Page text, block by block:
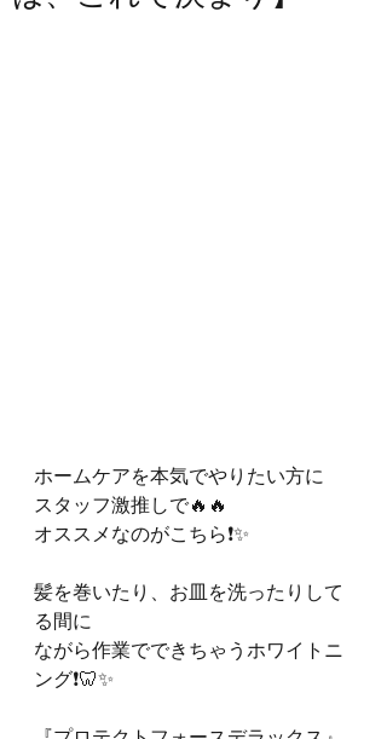
ホームケアを本気でやりたい方に
スタッフ激推しで🔥🔥
オススメなのがこちら❗️✨
髪を巻いたり、お皿を洗ったりして
る間に
ながら作業でできちゃうホワイトニ
ング❗️🦷✨